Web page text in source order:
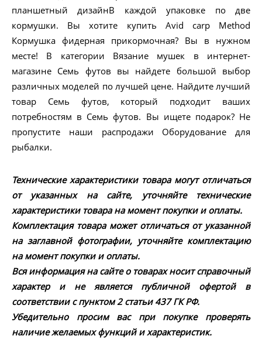
планшетный дизайнВ каждой упаковке по две
кормушки. Вы хотите купить Avid carp Method
Кормушка фидерная прикормочная? Вы в нужном
месте! В категории Вязание мушек в интернет-
магазине Семь футов вы найдете большой выбор
различных моделей по лучшей цене. Найдите лучший
товар Семь футов, который подходит ваших
потребностям в Семь футов. Вы ищете подарок? Не
пропустите наши распродажи Оборудование для
рыбалки.
Технические характеристики товара могут отличаться
от указанных на сайте, уточняйте технические
характеристики товара на момент покупки и оплаты.
Комплектация товара может отличаться от указанной
на заглавной фотографии, уточняйте комплектацию
на момент покупки и оплаты.
Вся информация на сайте о товарах носит справочный
характер и не является публичной офертой в
соответствии с пунктом 2 статьи 437 ГК РФ.
Убедительно просим вас при покупке проверять
наличие желаемых функций и характеристик.